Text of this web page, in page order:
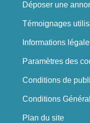
Déposer une
Témoignages
Informations
Paramètres des
Conditions de
Conditions
Plan du site